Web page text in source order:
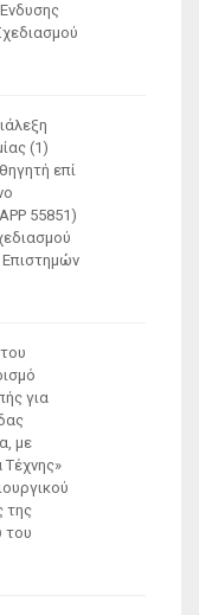
(1)
επί
55851)
Επιστημών
για
με
Τέχνης»
της
του